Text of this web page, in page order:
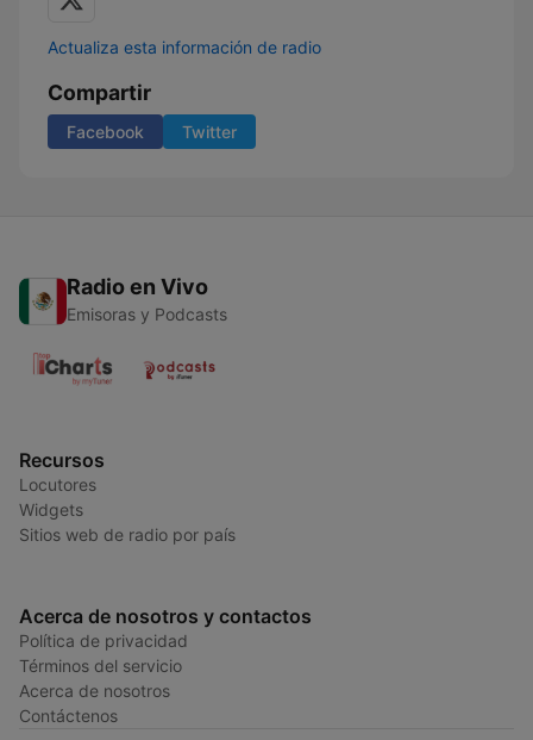
Actualiza esta información de radio
Compartir
Facebook Twitter
Radio en Vivo
Emisoras y Podcasts
Recursos
Locutores
Widgets
Sitios web de radio por país
Acerca de nosotros y contactos
Política de privacidad
Términos del servicio
Acerca de nosotros
Contáctenos